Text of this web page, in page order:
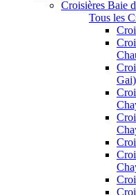
Croisières Baie
Tous les
Gai)